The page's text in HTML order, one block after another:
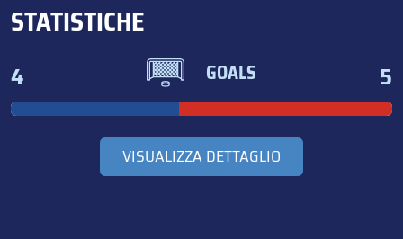
STATISTICHE
4 GOALS 5
VISUALIZZA DETTAGLIO